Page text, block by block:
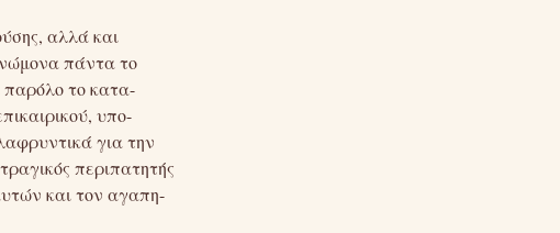
αλλά και
πάντα το
παρόλο το κατα-
υπο-
για την
περιπατητής
και τον αγαπη-